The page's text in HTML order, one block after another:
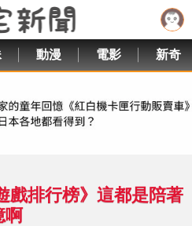
動漫 電影 新奇
戲排行榜》這都是陪著
啊